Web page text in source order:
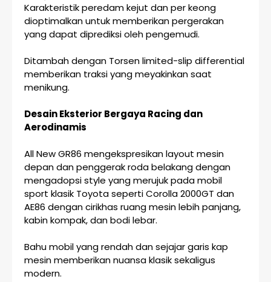
Karakteristik peredam kejut dan per keong
dioptimalkan untuk memberikan pergerakan
yang dapat diprediksi oleh pengemudi.
Ditambah dengan Torsen limited-slip differential
memberikan traksi yang meyakinkan saat
menikung.
Desain Eksterior Bergaya Racing dan
Aerodinamis
All New GR86 mengekspresikan layout mesin
depan dan penggerak roda belakang dengan
mengadopsi style yang merujuk pada mobil
sport klasik Toyota seperti Corolla 2000GT dan
AE86 dengan cirikhas ruang mesin lebih panjang,
kabin kompak, dan bodi lebar.
Bahu mobil yang rendah dan sejajar garis kap
mesin memberikan nuansa klasik sekaligus
modern.